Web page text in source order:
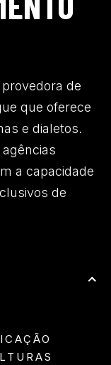
de
que oferece
e dialetos.
a capacidade
de